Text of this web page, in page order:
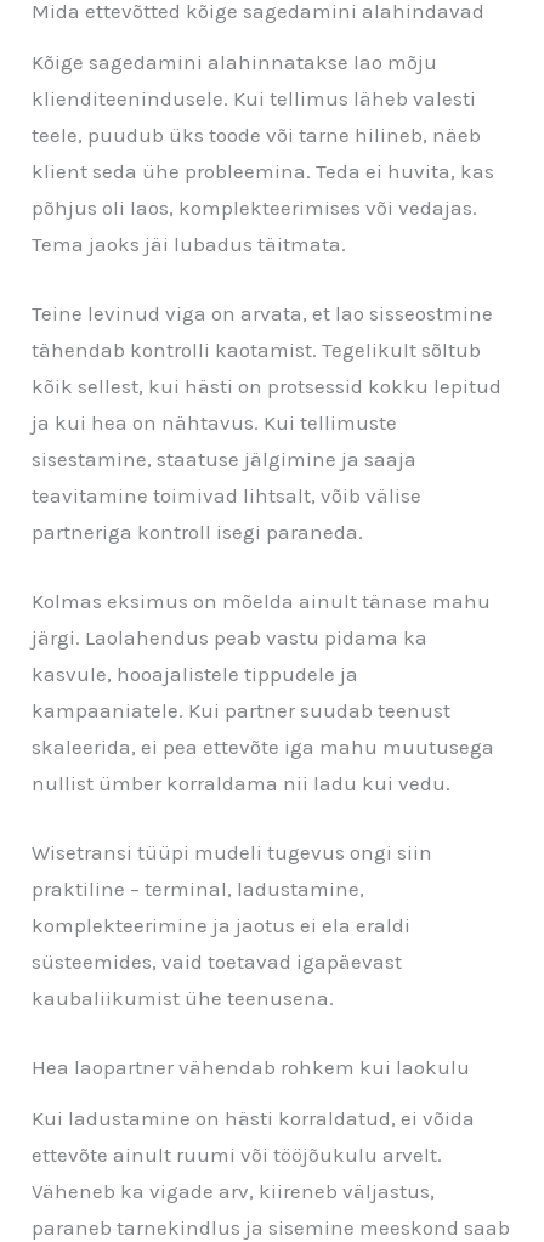
Mida ettevõtted kõige sagedamini alahindavad
Kõige sagedamini alahinnatakse lao mõju
klienditeenindusele. Kui tellimus läheb valesti
teele, puudub üks toode või tarne hilineb, näeb
klient seda ühe probleemina. Teda ei huvita, kas
põhjus oli laos, komplekteerimises või vedajas.
Tema jaoks jäi lubadus täitmata.
Teine levinud viga on arvata, et lao sisseostmine
tähendab kontrolli kaotamist. Tegelikult sõltub
kõik sellest, kui hästi on protsessid kokku lepitud
ja kui hea on nähtavus. Kui tellimuste
sisestamine, staatuse jälgimine ja saaja
teavitamine toimivad lihtsalt, võib välise
partneriga kontroll isegi paraneda.
Kolmas eksimus on mõelda ainult tänase mahu
järgi. Laolahendus peab vastu pidama ka
kasvule, hooajalistele tippudele ja
kampaaniatele. Kui partner suudab teenust
skaleerida, ei pea ettevõte iga mahu muutusega
nullist ümber korraldama nii ladu kui vedu.
Wisetransi tüüpi mudeli tugevus ongi siin
praktiline – terminal, ladustamine,
komplekteerimine ja jaotus ei ela eraldi
süsteemides, vaid toetavad igapäevast
kaubaliikumist ühe teenusena.
Hea laopartner vähendab rohkem kui laokulu
Kui ladustamine on hästi korraldatud, ei võida
ettevõte ainult ruumi või tööjõukulu arvelt.
Väheneb ka vigade arv, kiireneb väljastus,
paraneb tarnekindlus ja sisemine meeskond saab